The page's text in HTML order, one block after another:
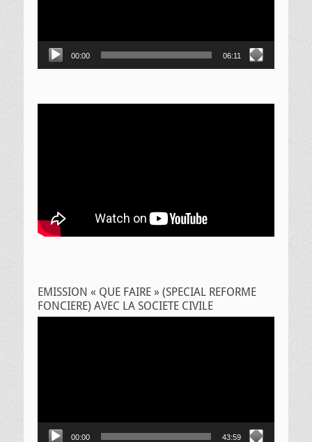
00:00 06:11
EMISSION « QUE FAIRE » (SPECIAL REFORME
FONCIERE) AVEC LA SOCIETE CIVILE
00:00 43:59